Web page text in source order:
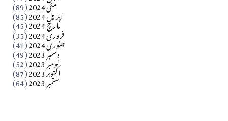
مئی 2024 (89) اپریل 2024 (85) مارچ 2024 (45) فروری 2024 (35) جنوری 2024 (41) دسمبر 2023 (49) نومبر 2023 (52) اکتوبر 2023 (87) ستمبر 2023 (64)